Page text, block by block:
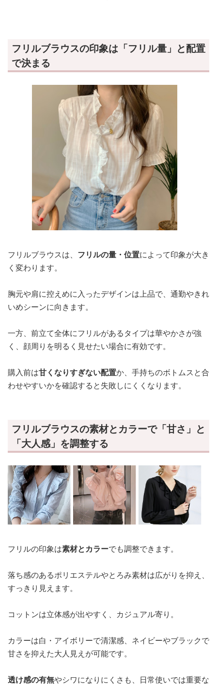
フリルブラウスの印象は「フリル量」と配置
で決まる
フリルブラウスは、 フリルの量・位置によって印象が大き
く変わります。
胸元や肩に控えめに入ったデザインは上品で、通勤やきれ
いめシーンに向きます。
一方、前立て全体にフリルがあるタイプは華やかさが強
く、顔周りを明るく見せたい場合に有効です。
購入前は甘くなりすぎない配置か、手持ちのボトムスと合
わせやすいかを確認すると失敗しにくくなります。
フリルブラウスの素材とカラーで「甘さ」と
「大人感」を調整する
フリルの印象は素材とカラーでも調整できます。
落ち感のあるポリエステルやとろみ素材は広がりを抑え、
すっきり見えます。
コットンは立体感が出やすく、カジュアル寄り。
カラーは白・アイボリーで清潔感、ネイビーやブラックで
甘さを抑えた大人見えが可能です。
透け感の有無やシワになりにくさも、日常使いでは重要な